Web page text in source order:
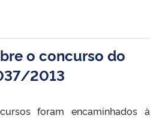
o concurso do
2013
foram encaminhados à